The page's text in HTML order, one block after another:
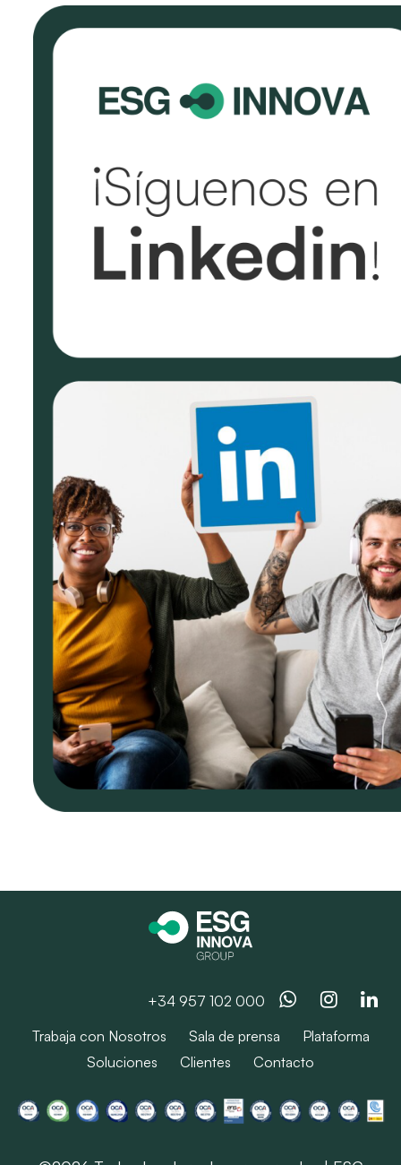
+34 957 102 000 Whatsapp
Trabaja con Nosotros Sala de prensa
Plataforma
Soluciones
Clientes Contacto